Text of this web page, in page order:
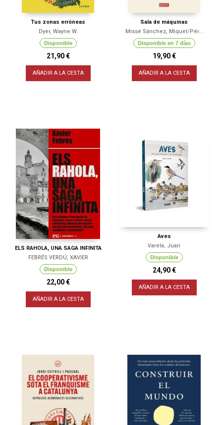
Tus zonas erróneas
Dyer, Wayne W.
Disponible
21,90 €
AÑADIR A LA CESTA
Sala de máquinas
Missé Sánchez, Miquel/Pér...
Disponible en 7 días
19,90 €
AÑADIR A LA CESTA
ELS RAHOLA, UNA SAGA INFINITA
FEBRÉS VERDÚ, XAVIER
Disponible
22,00 €
AÑADIR A LA CESTA
Aves
Varela, Juan
Disponible
24,90 €
AÑADIR A LA CESTA